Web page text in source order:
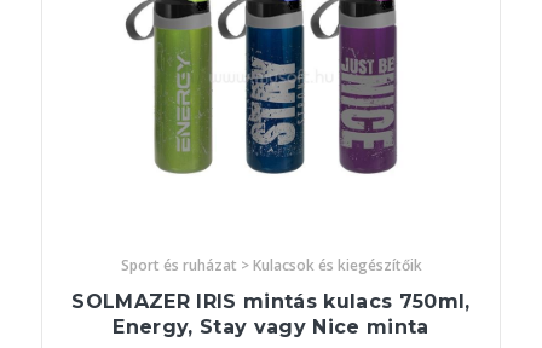
Sport és ruházat > Kulacsok és kiegészítőik
SOLMAZER IRIS mintás kulacs 750ml,
Energy, Stay vagy Nice minta